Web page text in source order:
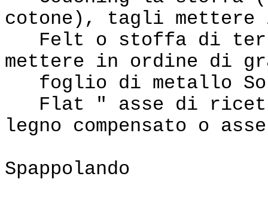
cotone), tagli mettere
Felt o stoffa di
mettere in ordine di
foglio di metallo
Flat " asse di
legno compensato o
Spappolando